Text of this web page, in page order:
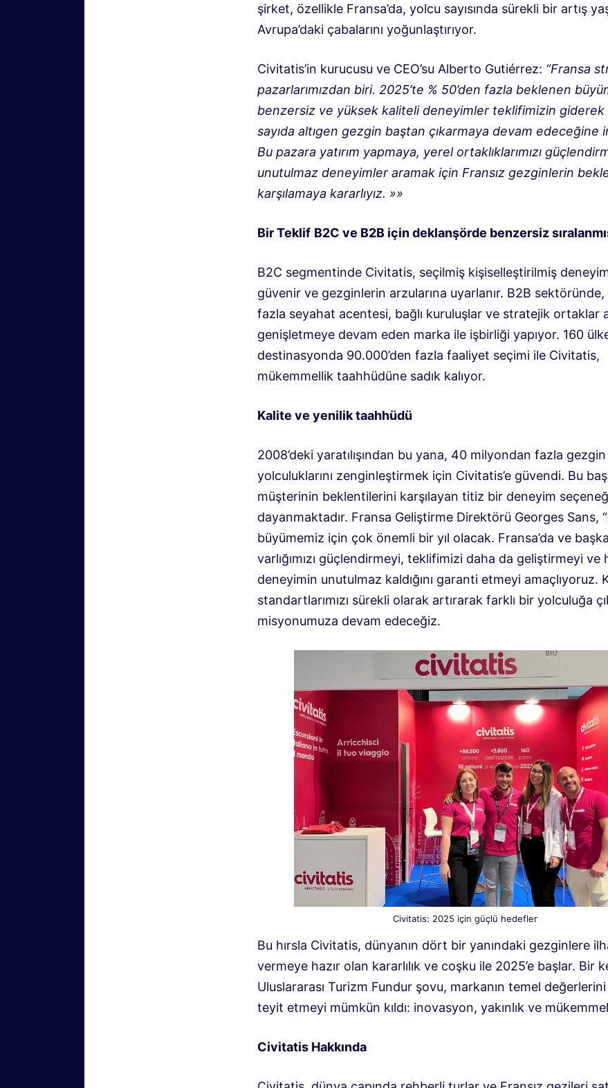
şirket, özellikle Fransa’da, yolcu sayısında sürekli bir artış
Avrupa’daki çabalarını yoğunlaştırıyor.
Civitatis’in kurucusu ve CEO’su Alberto Gutiérrez: “Fransa
pazarlarımızdan biri. 2025’te % 50’den fazla beklenen
benzersiz ve yüksek kaliteli deneyimler teklifimizin giderek
sayıda altıgen gezgin baştan çıkarmaya devam edeceğine
Bu pazara yatırım yapmaya, yerel ortaklıklarımızı
unutulmaz deneyimler aramak için Fransız gezginlerin
karşılamaya kararlıyız. »»
Bir Teklif B2C ve B2B için deklanşörde benzersiz
B2C segmentinde Civitatis, seçilmiş kişiselleştirilmiş
güvenir ve gezginlerin arzularına uyarlanır. B2B sektöründe,
fazla seyahat acentesi, bağlı kuruluşlar ve stratejik ortaklar
genişletmeye devam eden marka ile işbirliği yapıyor. 160
destinasyonda 90.000’den fazla faaliyet seçimi ile Civitatis,
mükemmellik taahhüdüne sadık kalıyor.
Kalite ve yenilik taahhüdü
2008’deki yaratılışından bu yana, 40 milyondan fazla gezgin
yolculuklarını zenginleştirmek için Civitatis’e güvendi. Bu
müşterinin beklentilerini karşılayan titiz bir deneyim
dayanmaktadır. Fransa Geliştirme Direktörü Georges Sans,
büyümemiz için çok önemli bir yıl olacak. Fransa’da ve
varlığımızı güçlendirmeyi, teklifimizi daha da geliştirmeyi ve
deneyimin unutulmaz kaldığını garanti etmeyi amaçlıyoruz.
standartlarımızı sürekli olarak artırarak farklı bir yolculuğa
misyonumuza devam edeceğiz.
Civitatis: 2025 için güçlü hedefler
Bu hırsla Civitatis, dünyanın dört bir yanındaki gezginlere
vermeye hazır olan kararlılık ve coşku ile 2025’e başlar. Bir
Uluslararası Turizm Fundur şovu, markanın temel
teyit etmeyi mümkün kıldı: inovasyon, yakınlık ve
Civitatis Hakkında